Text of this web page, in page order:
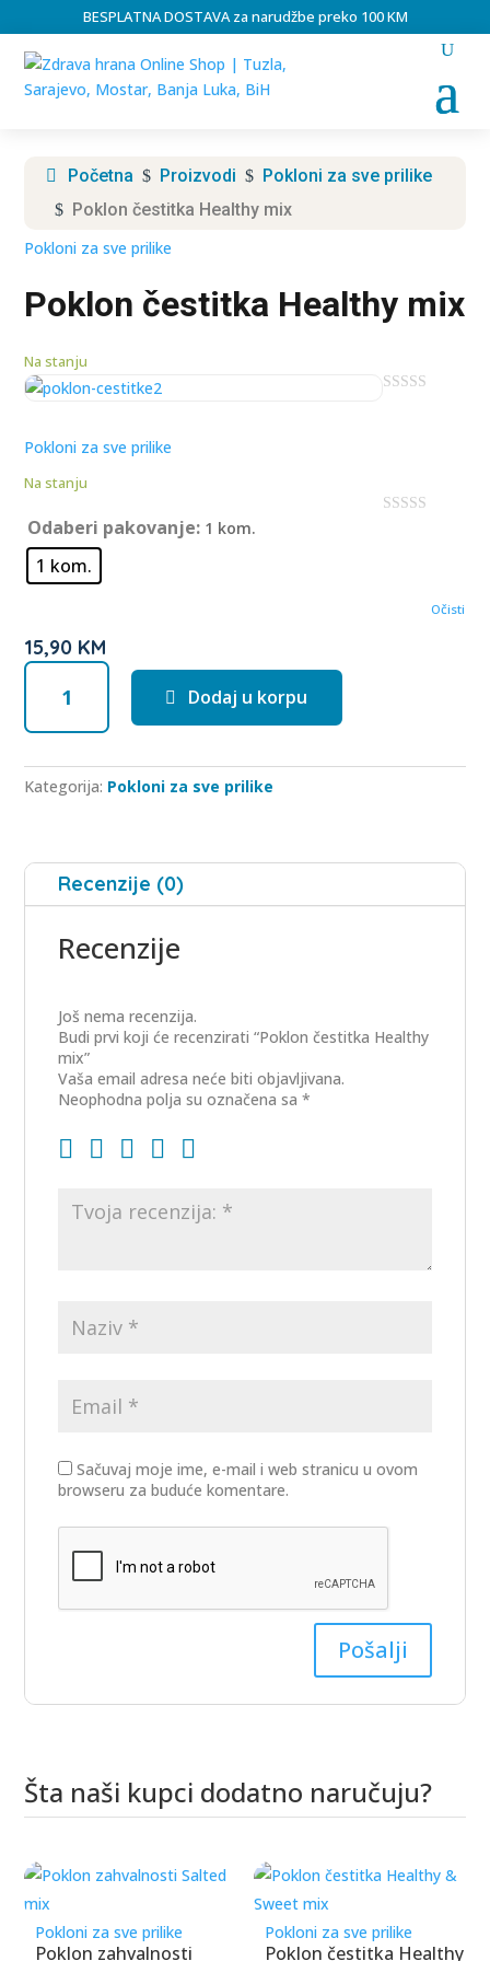
BESPLATNA DOSTAVA za narudžbe preko 100 KM
Početna $ Proizvodi $ Pokloni za sve prilike
$ Poklon čestitka Healthy mix
Pokloni za sve prilike
Poklon čestitka Healthy mix
Na stanju
5
Pokloni za sve prilike
Na stanju
Odaberi pakovanje: 1 kom.
1 kom.
Očisti
15,90 KM
Poklon
čestitka
Healthy
količina
Dodaj u korpu
Kategorija: Pokloni za sve prilike
Recenzije (0)
Recenzije
Još nema recenzija.
Budi prvi koji će recenzirati “Poklon čestitka Healthy
mix”
Vaša email adresa neće biti objavljivana.
Neophodna polja su označena sa*
Sačuvaj moje ime, e-mail i web stranicu u ovom
browseru za buduće komentare.
Šta naši kupci dodatno naručuju?
Povezani proizvodi
Pokloni za sve prilike
Poklon zahvalnosti
Pokloni za sve prilike
Poklon čestitka Healthy